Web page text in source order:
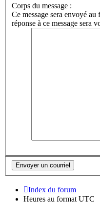
Corps du message :
Ce message sera envoyé
réponse à ce message sera
Index du forum
Heures au format UTC